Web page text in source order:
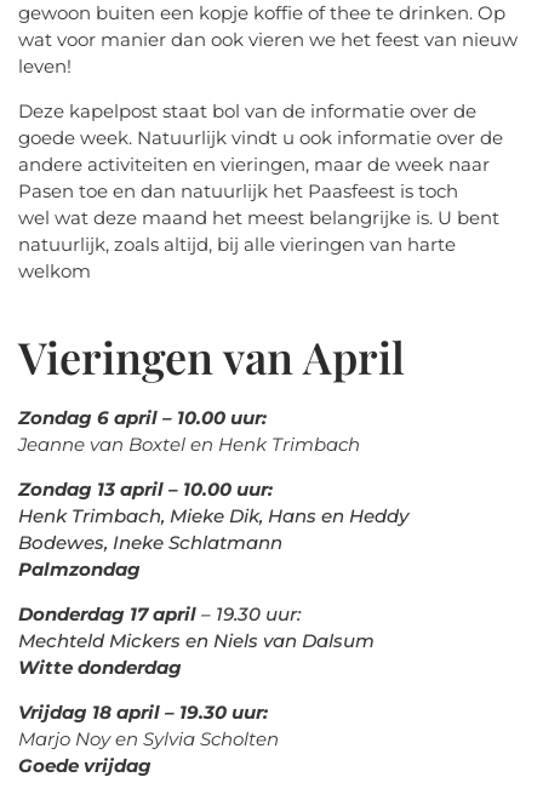
gewoon buiten een kopje koffie of thee te drinken. Op
wat voor manier dan ook vieren we het feest van nieuw
leven!
Deze kapelpost staat bol van de informatie over de
goede week. Natuurlijk vindt u ook informatie over de
andere activiteiten en vieringen, maar de week naar
Pasen toe en dan natuurlijk het Paasfeest is toch
wel wat deze maand het meest belangrijke is. U bent
natuurlijk, zoals altijd, bij alle vieringen van harte
welkom
Vieringen van April
Zondag 6 april – 10.00 uur:
Jeanne van Boxtel en Henk Trimbach
Zondag 13 april – 10.00 uur:
Henk Trimbach, Mieke Dik, Hans en Heddy
Bodewes, Ineke Schlatmann
Palmzondag
Donderdag 17 april – 19.30 uur:
Mechteld Mickers en Niels van Dalsum
Witte donderdag
Vrijdag 18 april – 19.30 uur:
Marjo Noy en Sylvia Scholten
Goede vrijdag